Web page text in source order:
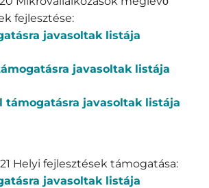
fejlesztése:
javasoltak listája
javasoltak listája
támogatásra javasoltak listája
21 Helyi fejlesztések támogatása:
javasoltak listája